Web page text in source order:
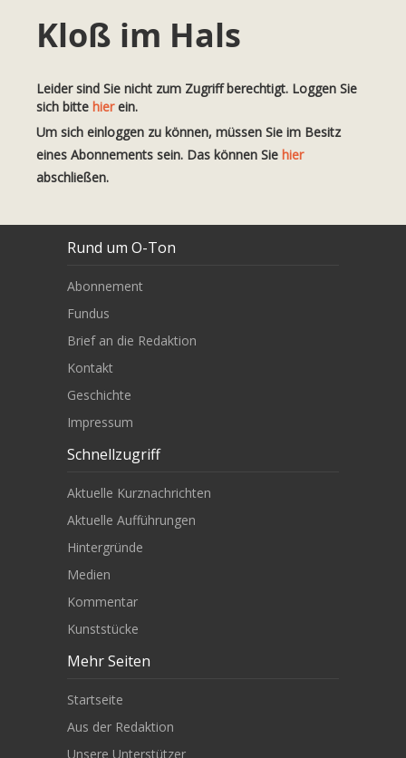
Kloß im Hals
Leider sind Sie nicht zum Zugriff berechtigt. Loggen Sie
sich bitte hierein.
Um sich einloggen zu können, müssen Sie im Besitz
eines Abonnements sein. Das können Sie hier
abschließen.
Rund um O-Ton
Abonnement
Fundus
Brief an die Redaktion
Kontakt
Geschichte
Impressum
Schnellzugriff
Aktuelle Kurznachrichten
Aktuelle Aufführungen
Hintergründe
Medien
Kommentar
Kunststücke
Mehr Seiten
Startseite
Aus der Redaktion
Unsere Unterstützer